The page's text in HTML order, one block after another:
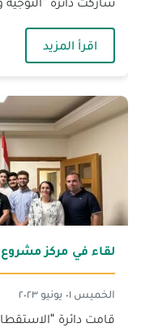
اقرأ المزيد
لقاء في مركز
الخميس ٠١ يونيو ٢٠٢٣
قامت دائرة